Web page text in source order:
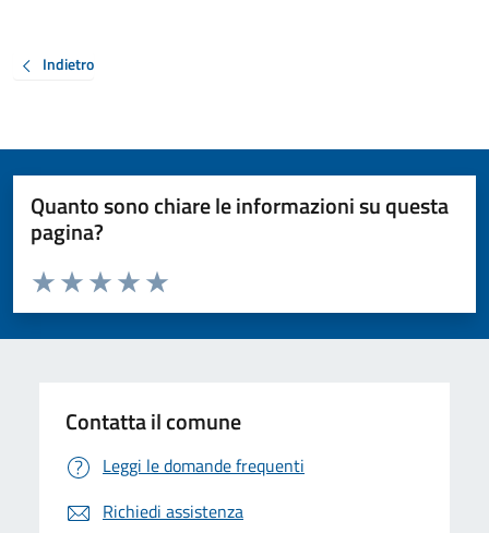
Indietro
Quanto sono chiare le informazioni su questa
pagina?
Valuta da 1 a 5 stelle la pagina
Valuta 5 stelle su 5
Valuta 4 stelle su 5
Valuta 3 stelle su 5
Valuta 2 stelle su 5
Valuta 1 stelle su 5
Contatta il comune
Leggi le domande frequenti
Richiedi assistenza